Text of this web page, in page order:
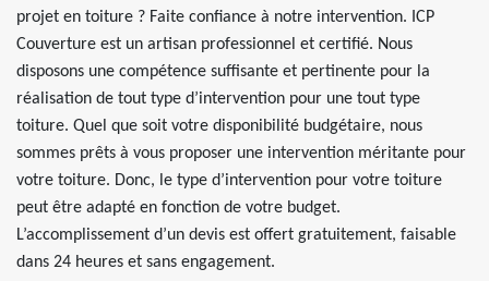
projet en toiture ? Faite confiance à notre intervention. ICP
Couverture est un artisan professionnel et certifié. Nous
disposons une compétence suffisante et pertinente pour la
réalisation de tout type d’intervention pour une tout type
toiture. Quel que soit votre disponibilité budgétaire, nous
sommes prêts à vous proposer une intervention méritante pour
votre toiture. Donc, le type d’intervention pour votre toiture
peut être adapté en fonction de votre budget.
L’accomplissement d’un devis est offert gratuitement, faisable
dans 24 heures et sans engagement.